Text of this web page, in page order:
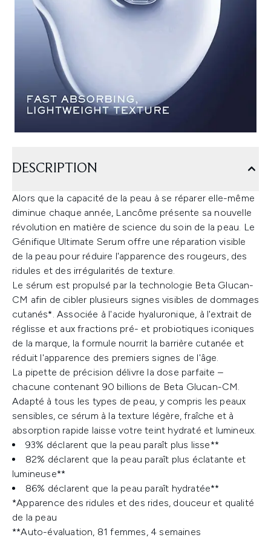
DESCRIPTION
Alors que la capacité de la peau à se réparer elle-même
diminue chaque année, Lancôme présente sa nouvelle
révolution en matière de science du soin de la peau. Le
Génifique Ultimate Serum offre une réparation visible
de la peau pour réduire l'apparence des rougeurs, des
ridules et des irrégularités de texture.
Le sérum est propulsé par la technologie Beta Glucan-
CM afin de cibler plusieurs signes visibles de dommages
cutanés*. Associée à l'acide hyaluronique, à l'extrait de
réglisse et aux fractions pré- et probiotiques iconiques
de la marque, la formule nourrit la barrière cutanée et
réduit l'apparence des premiers signes de l'âge.
La pipette de précision délivre la dose parfaite –
chacune contenant 90 billions de Beta Glucan-CM.
Adapté à tous les types de peau, y compris les peaux
sensibles, ce sérum à la texture légère, fraîche et à
absorption rapide laisse votre teint hydraté et lumineux.
93% déclarent que la peau paraît plus lisse**
82% déclarent que la peau paraît plus éclatante et
lumineuse**
86% déclarent que la peau paraît hydratée**
*Apparence des ridules et des rides, douceur et qualité
de la peau
**Auto-évaluation, 81 femmes, 4 semaines